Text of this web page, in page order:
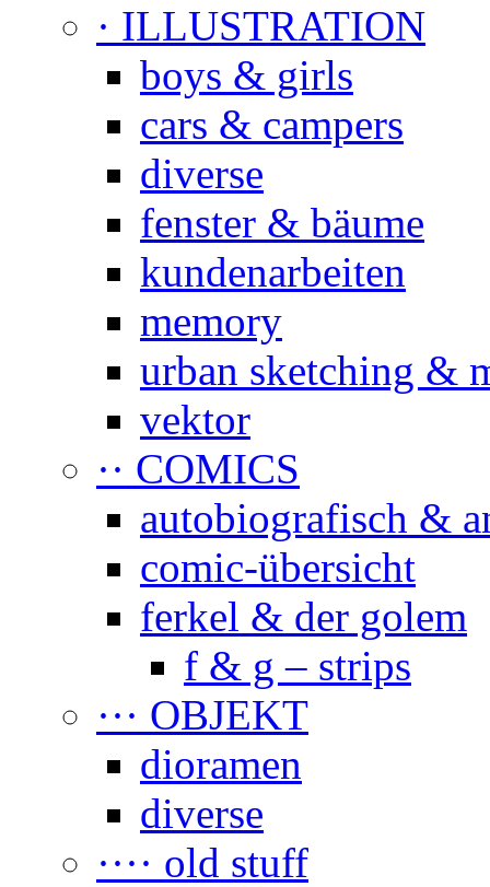
· ILLUSTRATION
boys & girls
cars & campers
diverse
fenster & bäume
kundenarbeiten
memory
urban sketching &
vektor
·· COMICS
autobiografisch &
comic-übersicht
ferkel & der golem
f & g – strips
··· OBJEKT
dioramen
diverse
···· old stuff